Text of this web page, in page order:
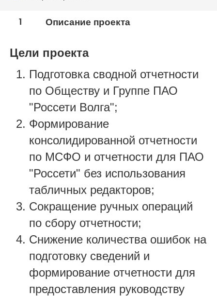
1 Описание проекта
Цели проекта
Подготовка сводной отчетности
по Обществу и Группе ПАО
"Россети Волга";
Формирование
консолидированной отчетности
по МСФО и отчетности для ПАО
"Россети" без использования
табличных редакторов;
Сокращение ручных операций
по сбору отчетности;
Снижение количества ошибок на
подготовку сведений и
формирование отчетности для
предоставления руководству